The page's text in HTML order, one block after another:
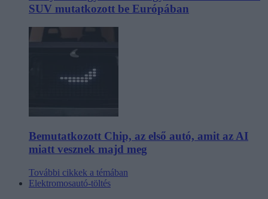
SUV mutatkozott be Európában
Bemutatkozott Chip, az első autó, amit az AI
miatt vesznek majd meg
További cikkek a témában
Elektromosautó-töltés